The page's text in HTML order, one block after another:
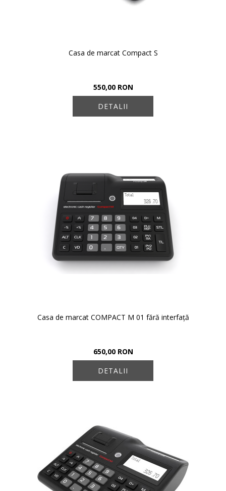
Casa de marcat Compact S
550,00 RON
DETALII
Casa de marcat COMPACT M 01 fără interfață
650,00 RON
DETALII